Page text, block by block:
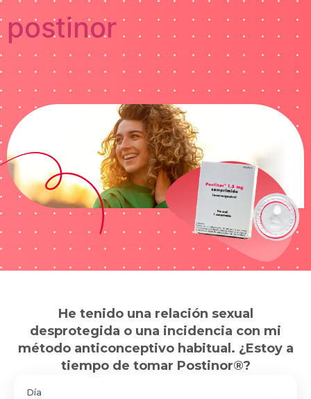
postinor
He tenido una relación sexual
desprotegida o una incidencia con mi
método anticonceptivo habitual. ¿Estoy a
tiempo de tomar Postinor®?
Día